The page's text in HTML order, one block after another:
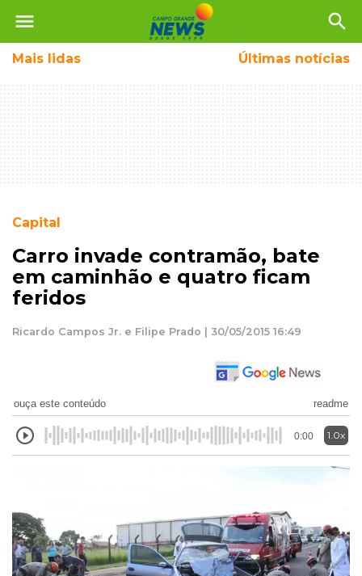
menu search
Mais lidas Últimas notícias
Capital
Carro invade contramão, bate
em caminhão e quatro ficam
feridos
Ricardo Campos Jr. e Filipe Prado | 30/05/2015 16:49
ouça este conteúdo readme
0:00 1.0x